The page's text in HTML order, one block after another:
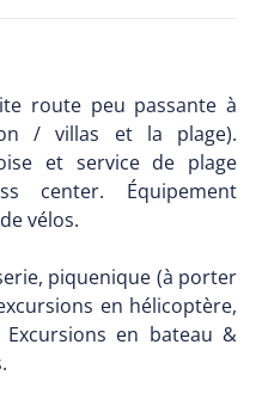
route peu passante à
/ villas et la plage).
et service de plage
center. Équipement
vélos.
piquenique (à porter
en hélicoptère,
en bateau &